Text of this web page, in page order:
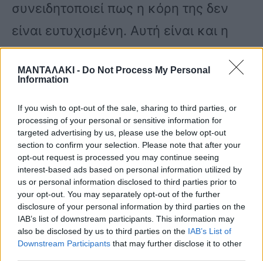
ΜΑΝΤΑΛΑΚΙ - Do Not Process My Personal
Information
If you wish to opt-out of the sale, sharing to third parties, or
processing of your personal or sensitive information for
targeted advertising by us, please use the below opt-out
section to confirm your selection. Please note that after your
opt-out request is processed you may continue seeing
interest-based ads based on personal information utilized by
us or personal information disclosed to third parties prior to
your opt-out. You may separately opt-out of the further
disclosure of your personal information by third parties on the
IAB’s list of downstream participants. This information may
also be disclosed by us to third parties on the IAB’s List of
Downstream Participants that may further disclose it to other
συνειδητοποιεί πως η κόρη της δεν
είναι ευτυχισμένη. Αυτή είναι και η
ευκαιρία που περίμενε, για να την
πάρει πίσω!
Με θράσος, η Αντιγόνη ανακοινώνει
στην οικογένεια πως ήρθε η ώρα να
έρθει η αλήθεια στο φως, στην γη της
ελιάς. «Τώρα που θα κάνετε το δικό
σας παιδί, ήρθε η ώρα να πάρω το δικό
μου πίσω!».